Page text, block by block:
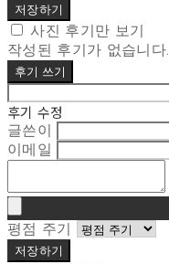
저장하기
사진 후기만 보기
작성된 후기가 없습니다.
후기 쓰기
후기 수정
글쓴이
이메일
평점 주기
저장하기